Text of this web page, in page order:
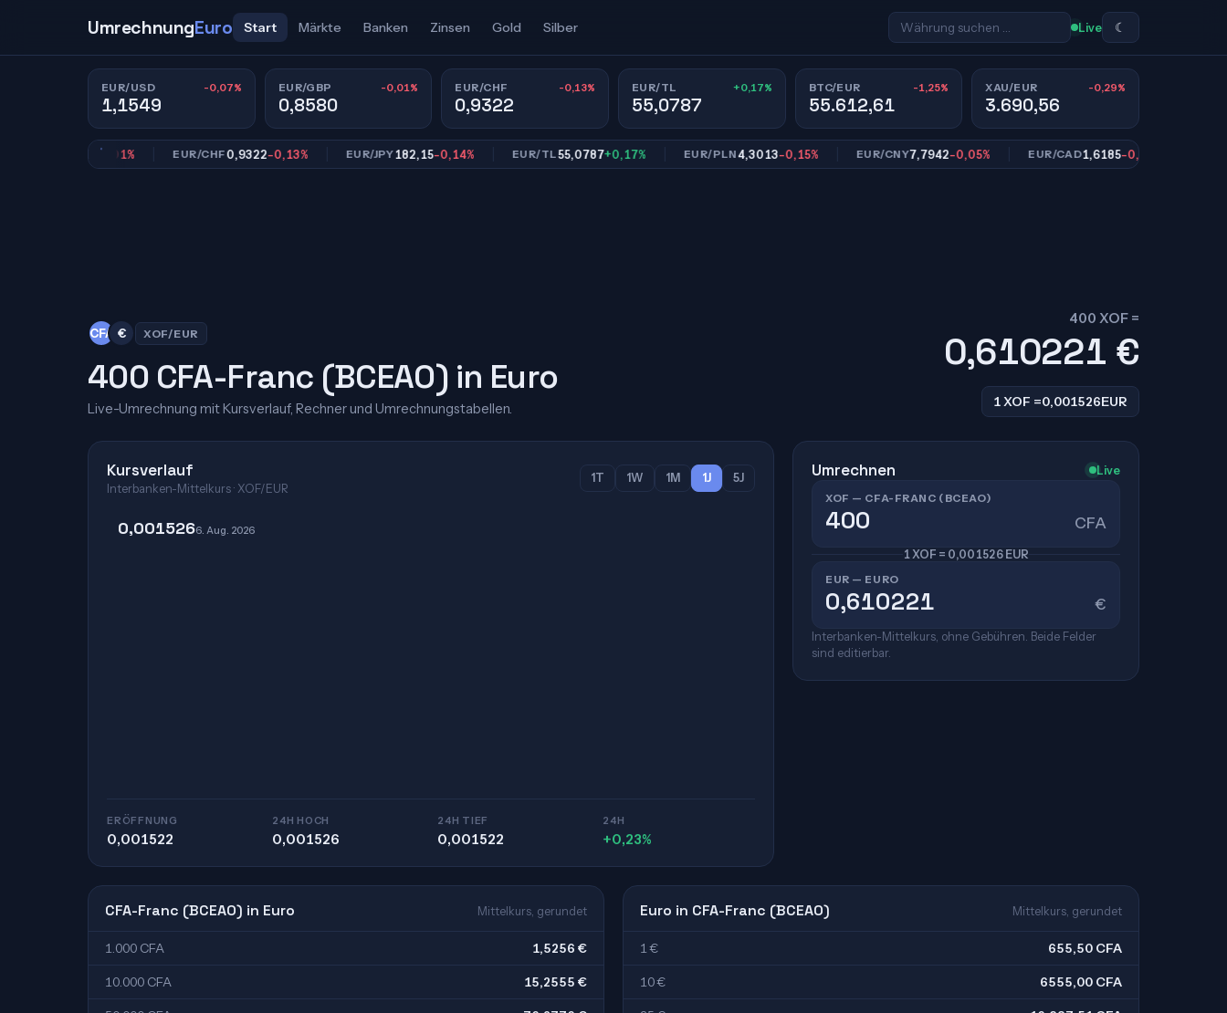
UmrechnungEuro Start Märkte Banken Zinsen Gold Silber Live ☾
EUR/USD -0,07%
1,1549
EUR/GBP -0,01%
0,8580
EUR/CHF -0,13%
0,9322
EUR/TL +0,17%
55,0787
BTC/EUR -1,25%
55.612,61
XAU/EUR -0,29%
3.690,56
-0,01% EUR/CHF0,9322-0,13% EUR/JPY 182,15-0,14% EUR/TL55,0787+0,17% EUR/PLN4,3013-0,15% EUR/CNY7,7942-0,05% EUR/CAD1,6185-0,10%
CFA € XOF/EUR
400 CFA-Franc (BCEAO) in Euro
Live-Umrechnung mit Kursverlauf, Rechner und Umrechnungstabellen.
400 XOF =
0,610221 €
1 XOF =0,001526EUR
Kursverlauf
Interbanken-Mittelkurs · XOF/EUR
1T 1W 1M 1J 5J
0,0015266. Aug. 2026
ERÖFFNUNG
0,001522
24H HOCH
0,001526
24H TIEF
0,001522
24H
+0,23%
Umrechnen Live
XOF — CFA-FRANC (BCEAO)
CFA
1 XOF = 0,001526 EUR
EUR — EURO
€
Interbanken-Mittelkurs, ohne Gebühren. Beide Felder
sind editierbar.
CFA-Franc (BCEAO) in Euro Mittelkurs, gerundet
1.000 CFA 1,5256 €
10.000 CFA 15,2555 €
Euro in CFA-Franc (BCEAO) Mittelkurs, gerundet
1 € 655,50 CFA
10 € 6555,00 CFA